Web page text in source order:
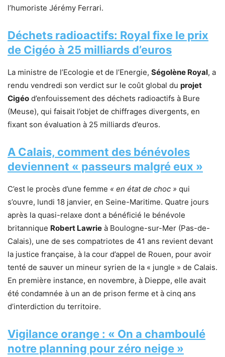
l’humoriste Jérémy Ferrari.
Déchets radioactifs: Royal fixe le prix
de Cigéo à 25 milliards d’euros
La ministre de l’Ecologie et de l’Energie, Ségolène Royal, a
rendu vendredi son verdict sur le coût global du projet
Cigéo d’enfouissement des déchets radioactifs à Bure
(Meuse), qui faisait l’objet de chiffrages divergents, en
fixant son évaluation à 25 milliards d’euros.
A Calais, comment des bénévoles
deviennent « passeurs malgré eux »
C’est le procès d’une femme « en état de choc » qui
s’ouvre, lundi 18 janvier, en Seine-Maritime. Quatre jours
après la quasi-relaxe dont a bénéficié le bénévole
britannique Robert Lawrie à Boulogne-sur-Mer (Pas-de-
Calais), une de ses compatriotes de 41 ans revient devant
la justice française, à la cour d’appel de Rouen, pour avoir
tenté de sauver un mineur syrien de la « jungle » de Calais.
En première instance, en novembre, à Dieppe, elle avait
été condamnée à un an de prison ferme et à cinq ans
d’interdiction du territoire.
Vigilance orange : « On a chamboulé
notre planning pour zéro neige »